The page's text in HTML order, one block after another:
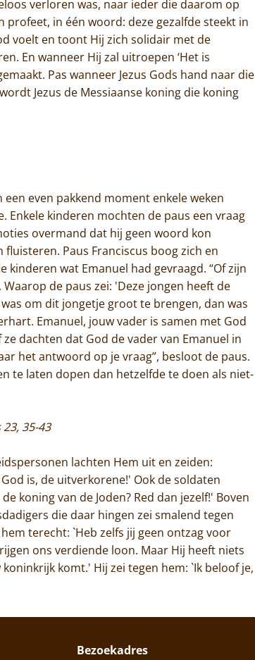
verloren was, naar ieder die daarom op
in één woord: deze gezalfde steekt in
voelt en toont Hij zich solidair met de
En wanneer Hij zal uitroepen ‘Het is
Pas wanneer Jezus Gods hand naar die
Jezus de Messiaanse koning die koning
even pakkend moment enkele weken
Enkele kinderen mochten de paus een vraag
overmand dat hij geen woord kon
Paus Franciscus boog zich en
wat Emanuel had gevraagd. “Of zijn
de paus zei: 'Deze jongen heeft de
om dit jongetje groot te brengen, dan was
Emanuel, jouw vader is samen met God
dachten dat God de vader van Emanuel in
het antwoord op je vraag”, besloot de paus.
te laten dopen dan hetzelfde te doen als niet-
35-43
lachten Hem uit en zeiden:
is, de uitverkorene!' Ook de soldaten
koning van de Joden? Red dan jezelf!' Boven
die daar hingen zei smalend tegen
terecht: `Heb zelfs jij geen ontzag voor
ons verdiende loon. Maar Hij heeft niets
komt.' Hij zei tegen hem: `Ik beloof je,
Bezoekadres